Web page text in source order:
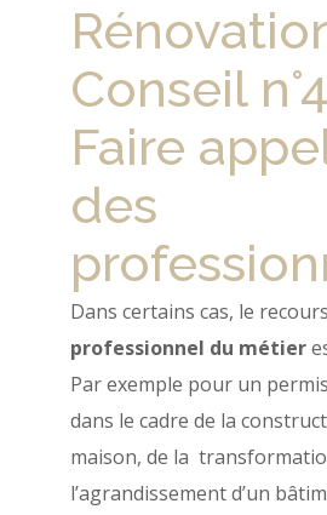
Conseil
Faire
des
Dans certains cas, le
professionnel du métier
Par exemple pour un
dans le cadre de la
maison, de la
l’agrandissement d’un